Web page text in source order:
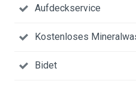
Aufdeckservice
Kostenloses
Bidet